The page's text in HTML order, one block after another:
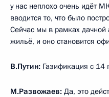
у нас неплохо очень идёт
вводится то, что было
Сейчас мы в рамках дачной
жильё, и оно становится
В.Путин: Газификация с 14
М.Развожаев: Да, это